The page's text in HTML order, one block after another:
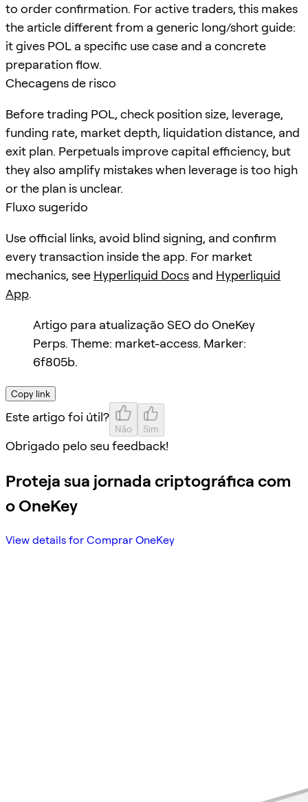
to order confirmation. For active traders, this makes
the article different from a generic long/short guide:
it gives POL a specific use case and a concrete
preparation flow.
Checagens de risco
Before trading POL, check position size, leverage,
funding rate, market depth, liquidation distance, and
exit plan. Perpetuals improve capital efficiency, but
they also amplify mistakes when leverage is too high
or the plan is unclear.
Fluxo sugerido
Use official links, avoid blind signing, and confirm
every transaction inside the app. For market
mechanics, see Hyperliquid Docs and Hyperliquid
App.
Artigo para atualização SEO do OneKey
Perps. Theme: market-access. Marker:
6f805b.
Copy link
Este artigo foi útil?
Não Sim
Obrigado pelo seu feedback!
Proteja sua jornada criptográfica com
o OneKey
View details for Comprar OneKey